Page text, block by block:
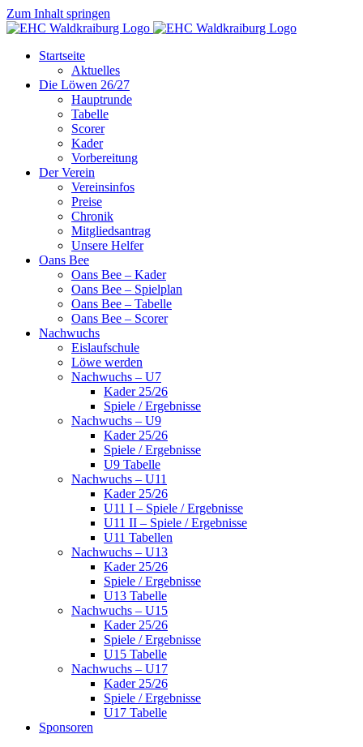
Zum Inhalt springen
Startseite
Aktuelles
Die Löwen 26/27
Hauptrunde
Tabelle
Scorer
Kader
Vorbereitung
Der Verein
Vereinsinfos
Preise
Chronik
Mitgliedsantrag
Unsere Helfer
Oans Bee
Oans Bee – Kader
Oans Bee – Spielplan
Oans Bee – Tabelle
Oans Bee – Scorer
Nachwuchs
Eislaufschule
Löwe werden
Nachwuchs – U7
Kader 25/26
Spiele / Ergebnisse
Nachwuchs – U9
Kader 25/26
Spiele / Ergebnisse
U9 Tabelle
Nachwuchs – U11
Kader 25/26
U11 I – Spiele / Ergebnisse
U11 II – Spiele / Ergebnisse
U11 Tabellen
Nachwuchs – U13
Kader 25/26
Spiele / Ergebnisse
U13 Tabelle
Nachwuchs – U15
Kader 25/26
Spiele / Ergebnisse
U15 Tabelle
Nachwuchs – U17
Kader 25/26
Spiele / Ergebnisse
U17 Tabelle
Sponsoren